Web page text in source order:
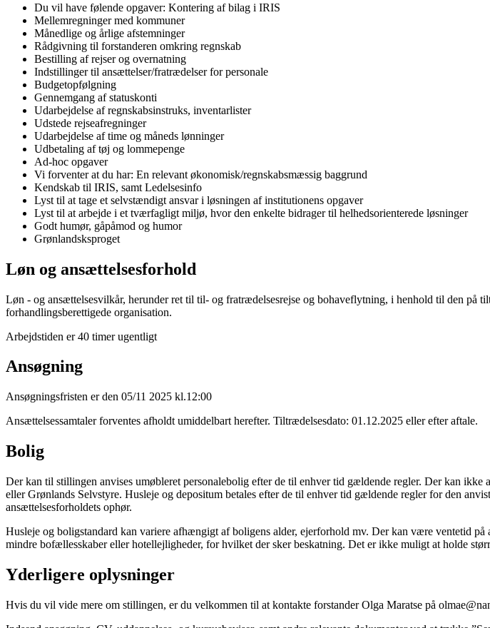
Du vil have følende opgaver: Kontering af bilag i IRIS
Mellemregninger med kommuner
Månedlige og årlige afstemninger
Rådgivning til forstanderen omkring regnskab
Bestilling af rejser og overnatning
Indstillinger til ansættelser/fratrædelser for personale
Budgetopfølgning
Gennemgang af statuskonti
Udarbejdelse af regnskabsinstruks, inventarlister
Udstede rejseafregninger
Udarbejdelse af time og måneds lønninger
Udbetaling af tøj og lommepenge
Ad-hoc opgaver
Vi forventer at du har: En relevant økonomisk/regnskabsmæssig baggrund
Kendskab til IRIS, samt Ledelsesinfo
Lyst til at tage et selvstændigt ansvar i løsningen af institutionens opgaver
Lyst til at arbejde i et tværfagligt miljø, hvor den enkelte bidrager til helhedsorienterede løsninger
Godt humør, gåpåmod og humor
Grønlandsksproget
Løn og ansættelsesforhold
Løn - og ansættelsesvilkår, herunder ret til til- og fratrædelsesrejse og bohaveflytning, i henhold til den på
forhandlingsberettigede organisation.
Arbejdstiden er 40 timer ugentligt
Ansøgning
Ansøgningsfristen er den 05/11 2025 kl.12:00
Ansættelsessamtaler forventes afholdt umiddelbart herefter. Tiltrædelsesdato: 01.12.2025 eller efter aftale.
Bolig
Der kan til stillingen anvises umøbleret personalebolig efter de til enhver tid gældende regler. Der kan
eller Grønlands Selvstyre. Husleje og depositum betales efter de til enhver tid gældende regler for den
ansættelsesforholdets ophør.
Husleje og boligstandard kan variere afhængigt af boligens alder, ejerforhold mv. Der kan være ventetid
mindre bofællesskaber eller hotellejligheder, for hvilket der sker beskatning. Det er ikke muligt at holde
Yderligere oplysninger
Hvis du vil vide mere om stillingen, er du velkommen til at kontakte forstander Olga Maratse på